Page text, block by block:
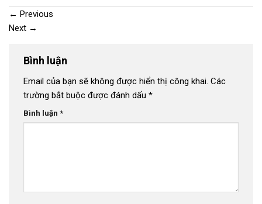
← Previous
Next →
Bình luận
Email của bạn sẽ không được hiển thị công khai. Các
trường bắt buộc được đánh dấu *
Bình luận *